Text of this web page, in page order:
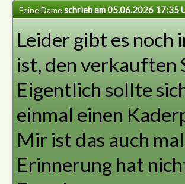
Feine Dameschrieb am 05.06.2026 17:35
Leider gibt es
ist, den verkauften
Eigentlich sollte
einmal einen
Mir ist das auch
Erinnerung hat